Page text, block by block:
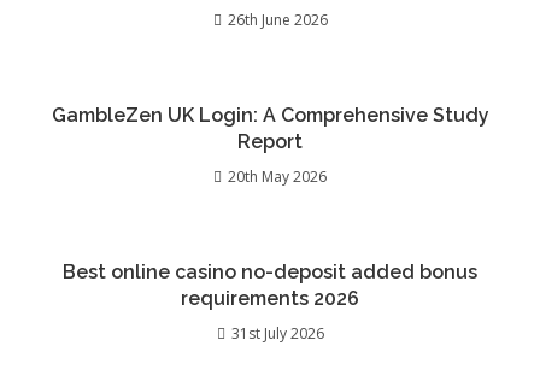
26th June 2026
GambleZen UK Login: A Comprehensive Study
Report
20th May 2026
Best online casino no-deposit added bonus
requirements 2026
31st July 2026